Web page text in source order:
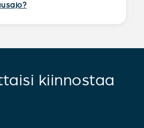
kiinnostaa